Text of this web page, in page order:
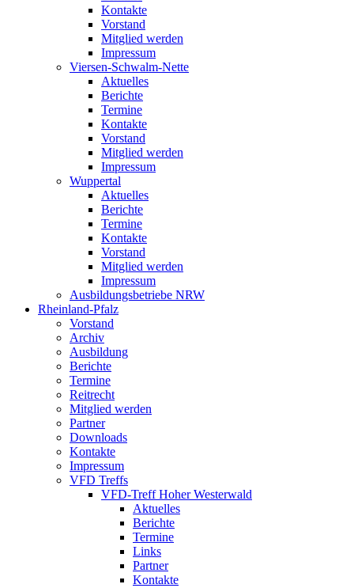
Kontakte
Vorstand
Mitglied werden
Impressum
Viersen-Schwalm-Nette
Aktuelles
Berichte
Termine
Kontakte
Vorstand
Mitglied werden
Impressum
Wuppertal
Aktuelles
Berichte
Termine
Kontakte
Vorstand
Mitglied werden
Impressum
Ausbildungsbetriebe NRW
Rheinland-Pfalz
Vorstand
Archiv
Ausbildung
Berichte
Termine
Reitrecht
Mitglied werden
Partner
Downloads
Kontakte
Impressum
VFD Treffs
VFD-Treff Hoher Westerwald
Aktuelles
Berichte
Termine
Links
Partner
Kontakte